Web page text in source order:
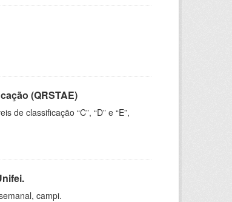
(QRSTAE)
de classificação “C”, “D” e “E”,
campi.